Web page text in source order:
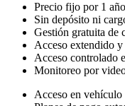
Precio fijo por 1 año
Sin depósito ni
Gestión gratuita de
Acceso extendido y
Acceso controlado
Monitoreo por
Acceso en vehículo